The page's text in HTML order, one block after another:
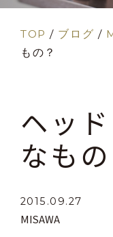
TOP / ブログ /
もの？
ヘッ
なもの
2015.09.27
MISAWA